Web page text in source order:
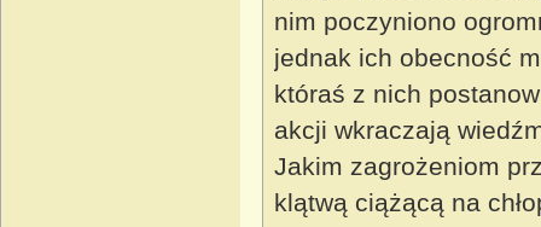
nim poczyniono
jednak ich obecność
któraś z nich
akcji wkraczają
Jakim zagrożeniom
klątwą ciążącą na